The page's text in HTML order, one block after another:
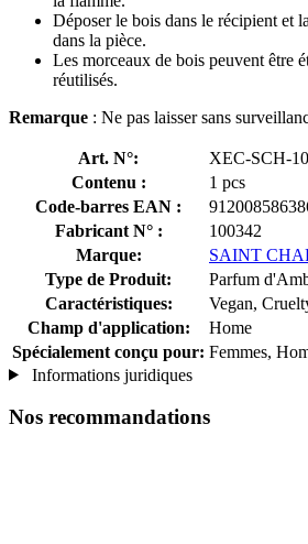
Déposer le bois dans le récipient et
dans la pièce.
Les morceaux de bois peuvent être
réutilisés.
Remarque : Ne pas laisser sans
Art. N°:
XEC-SCH-
Contenu :
1 pcs
Code-barres EAN :
Fabricant N° :
100342
Marque:
SAINT
Type de Produit:
Parfum
Caractéristiques:
Vegan,
Champ d'application:
Home
Spécialement conçu pour: Femmes,
Informations juridiques
Nos recommandations